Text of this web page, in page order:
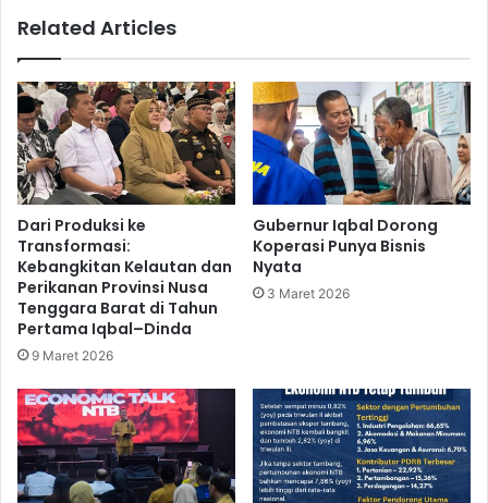
Related Articles
Dari Produksi ke
Transformasi:
Kebangkitan Kelautan dan
Perikanan Provinsi Nusa
Tenggara Barat di Tahun
Pertama Iqbal–Dinda
9 Maret 2026
Gubernur Iqbal Dorong
Koperasi Punya Bisnis
Nyata
3 Maret 2026